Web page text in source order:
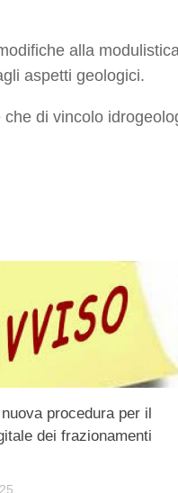
alla
aspetti geologici.
di vincolo
procedura per il
dei frazionamenti